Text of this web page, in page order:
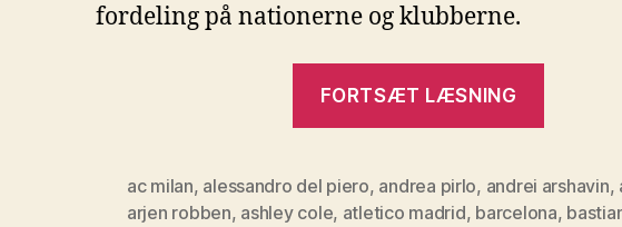
fordeling på nationerne og klubberne.
FORTSÆT LÆSNING
ac milan, alessandro del piero, andrea pirlo, andrei arshavin,
arjen robben, ashley cole, atletico madrid, barcelona,